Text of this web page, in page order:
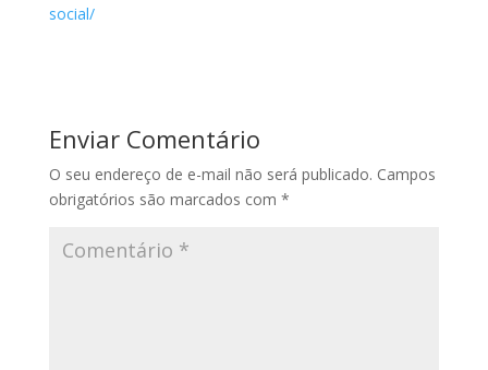
social/
Enviar Comentário
O seu endereço de e-mail não será publicado. Campos
obrigatórios são marcados com *